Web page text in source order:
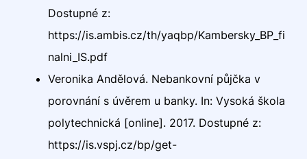
Dostupné z:
https://is.ambis.cz/th/yaqbp/Kambersky_BP_fi
nalni_IS.pdf
Veronika Andělová. Nebankovní půjčka v
porovnání s úvěrem u banky. In: Vysoká škola
polytechnická [online]. 2017. Dostupné z:
https://is.vspj.cz/bp/get-